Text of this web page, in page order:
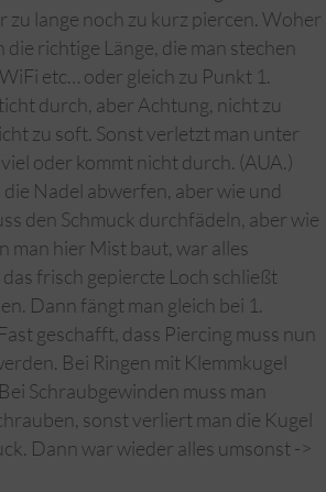
zu lange noch zu kurz piercen. Woher
die richtige Länge, die man stechen
etc… oder gleich zu Punkt 1.
durch, aber Achtung, nicht zu
zu soft. Sonst verletzt man unter
oder kommt nicht durch. (AUA.)
die Nadel abwerfen, aber wie und
den Schmuck durchfädeln, aber wie
man hier Mist baut, war alles
frisch gepiercte Loch schließt
Dann fängt man gleich bei 1.
geschafft, dass Piercing muss nun
Bei Ringen mit Klemmkugel
Schraubgewinden muss man
sonst verliert man die Kugel
Dann war wieder alles umsonst ->